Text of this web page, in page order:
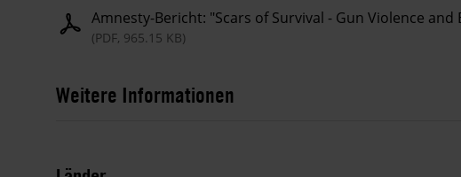
Amnesty-Bericht: "Scars of Survival - Gun Violence
(PDF, 965.15 KB)
Weitere Informationen